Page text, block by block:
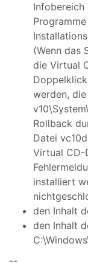
Infobereich
(Wenn das
die Virtual
werden,
Rollback
Datei
Virtual CD-
installiert
den Inhalt
den Inhalt
--